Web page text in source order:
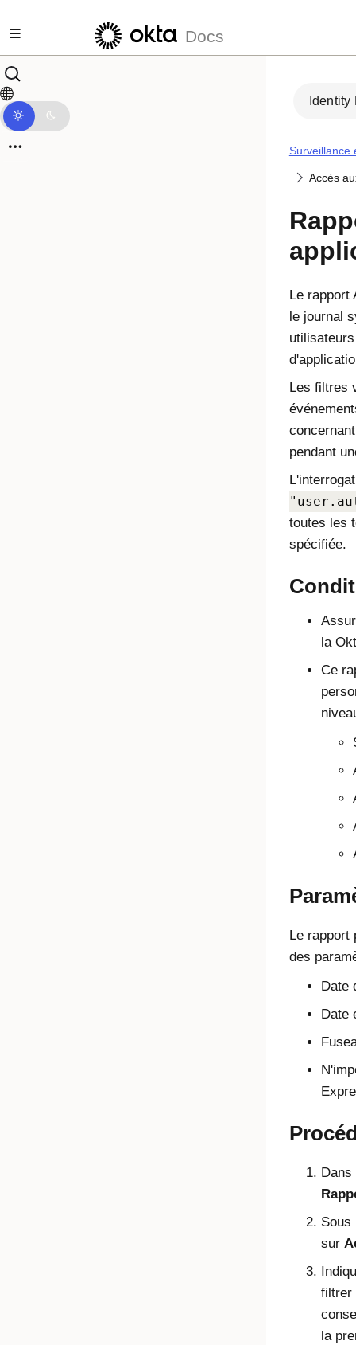
Docs
Identity
Surveillance
Accès
Le rapport
le journal
Les filtres
pendant
toutes les
spécifiée.
la
Ce
Le rapport
des
Date
Date
Dans
Sous
sur
filtrer
la